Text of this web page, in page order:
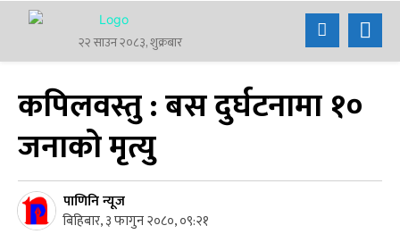
२२ साउन २०८३, शुक्रबार
कपिलवस्तु : बस दुर्घटनामा १०
जनाको मृत्यु
पाणिनि न्यूज
बिहिबार, ३ फागुन २०८०, ०९:२१